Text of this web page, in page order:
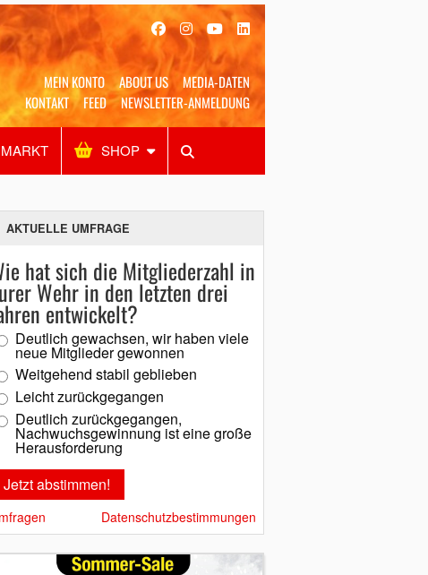
MEIN KONTO ABOUT US
MEDIA-DATEN
KONTAKT
FEED NEWSLETTER-ANMELDUNG
SHOP
Alles Shop SUCHEN
AKTUELLE UMFRAGE
hat sich die Mitgliederzahl in
Wehr in den letzten drei
entwickelt?
Deutlich gewachsen, wir haben viele
neue Mitglieder gewonnen
Weitgehend stabil geblieben
Leicht zurückgegangen
Deutlich zurückgegangen,
Nachwuchsgewinnung ist eine große
Herausforderung
Datenschutzbestimmungen